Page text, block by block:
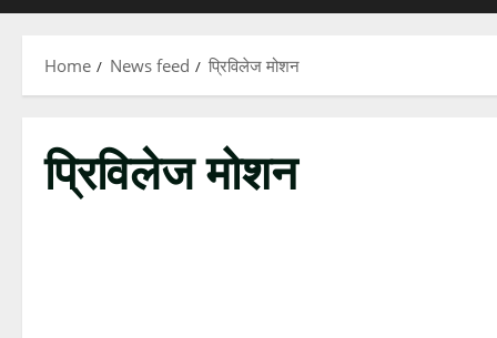
Home News feed प्रिविलेज मोशन
प्रिविलेज मोशन